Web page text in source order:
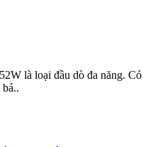
là loại đầu dò đa năng. Có